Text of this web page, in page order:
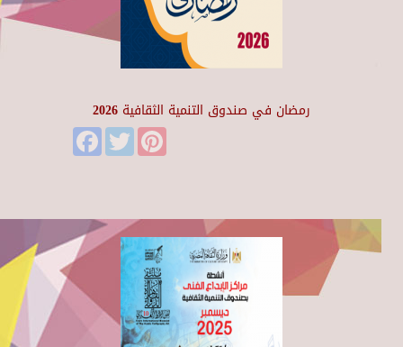
رمضان في صندوق التنمية الثقافية 2026
FacebookTwitter